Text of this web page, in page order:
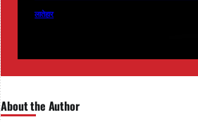
लातेहार
About the Author